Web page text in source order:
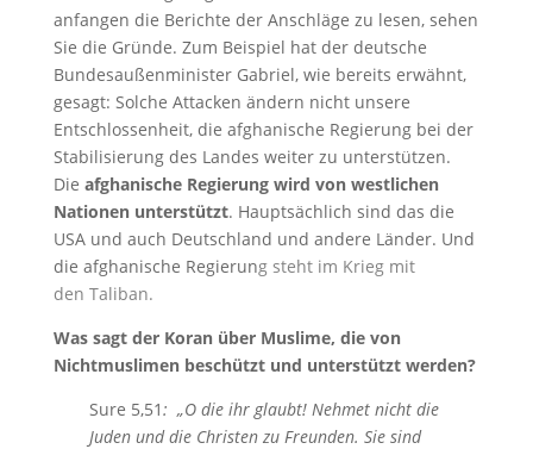
anfangen die Berichte der Anschläge zu lesen, sehen
Sie die Gründe. Zum Beispiel hat der deutsche
Bundesaußenminister Gabriel, wie bereits erwähnt,
gesagt: Solche Attacken ändern nicht unsere
Entschlossenheit, die afghanische Regierung bei der
Stabilisierung des Landes weiter zu unterstützen.
Die afghanische Regierung wird von westlichen
Nationen unterstützt. Hauptsächlich sind das die
USA und auch Deutschland und andere Länder. Und
die afghanische Regierung steht im Krieg mit
den Taliban.
Was sagt der Koran über Muslime, die von
Nichtmuslimen beschützt und unterstützt werden?
Sure 5,51: „O die ihr glaubt! Nehmet nicht die
Juden und die Christen zu Freunden. Sie sind